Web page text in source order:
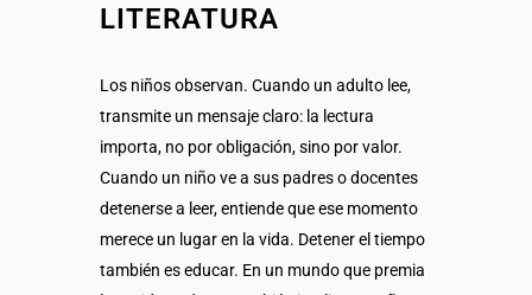
LITERATURA
Los niños observan. Cuando un adulto lee,
transmite un mensaje claro: la lectura
importa, no por obligación, sino por valor.
Cuando un niño ve a sus padres o docentes
detenerse a leer, entiende que ese momento
merece un lugar en la vida. Detener el tiempo
también es educar. En un mundo que premia